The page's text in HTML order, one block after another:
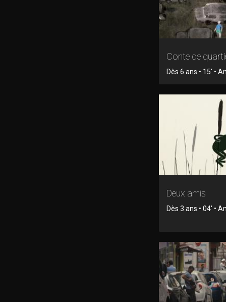
Conte de
Dès 6 ans • 15' •
Deux amis
Dès 3 ans • 04' •